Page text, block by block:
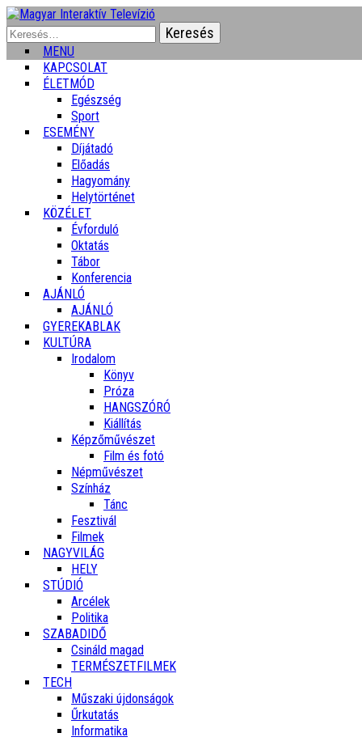
Keresés:
MENU
KAPCSOLAT
ÉLETMÓD
Egészség
Sport
ESEMÉNY
Díjátadó
Előadás
Hagyomány
Helytörténet
KÖZÉLET
Évforduló
Oktatás
Tábor
Konferencia
AJÁNLÓ
AJÁNLÓ
GYEREKABLAK
KULTÚRA
Irodalom
Könyv
Próza
HANGSZÓRÓ
Kiállítás
Képzőművészet
Film és fotó
Népművészet
Színház
Tánc
Fesztivál
Filmek
NAGYVILÁG
HELY
STÚDIÓ
Arcélek
Politika
SZABADIDŐ
Csináld magad
TERMÉSZETFILMEK
TECH
Műszaki újdonságok
Űrkutatás
Informatika